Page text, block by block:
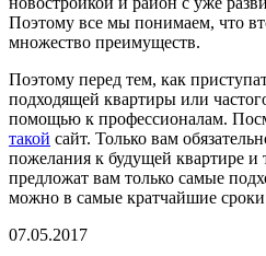
Поэтому все мы понимаем, что
множество преимуществ.
Поэтому перед тем, как
подходящей квартиры или
помощью к профессионалам.
такой сайт. Только вам
пожелания к будущей квартире и
предложат вам только самые
можно в самые кратчайшие
07.05.2017